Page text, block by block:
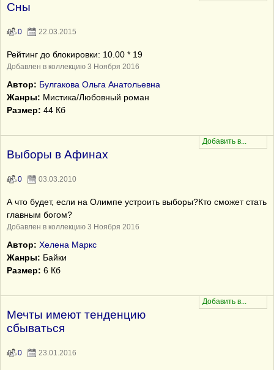
Сны
0 22.03.2015
Рейтинг до блокировки: 10.00 * 19
Добавлен в коллекцию 3 Ноября 2016
Автор: Булгакова Ольга Анатольевна
Жанры: Мистика/Любовный роман
Размер: 44 Кб
Выборы в Афинах
0 03.03.2010
А что будет, если на Олимпе устроить выборы?Кто сможет стать
главным богом?
Добавлен в коллекцию 3 Ноября 2016
Автор: Хелена Маркс
Жанры: Байки
Размер: 6 Кб
Мечты имеют тенденцию
сбываться
0 23.01.2016